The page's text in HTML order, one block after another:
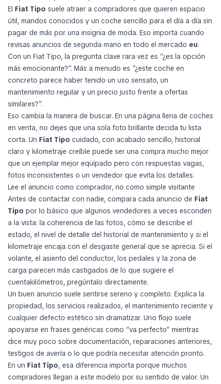
El Fiat Tipo suele atraer a compradores que quieren espacio
útil, mandos conocidos y un coche sencillo para el día a día sin
pagar de más por una insignia de moda. Eso importa cuando
revisas anuncios de segunda mano en todo el mercado eu.
Con un Fiat Tipo, la pregunta clave rara vez es “¿es la opción
más emocionante?”. Más a menudo es “¿este coche en
concreto parece haber tenido un uso sensato, un
mantenimiento regular y un precio justo frente a ofertas
similares?”.
Eso cambia la manera de buscar. En una página llena de coches
en venta, no dejes que una sola foto brillante decida tu lista
corta. Un Fiat Tipo cuidado, con acabado sencillo, historial
claro y kilometraje creíble puede ser una compra mucho mejor
que un ejemplar mejor equipado pero con respuestas vagas,
fotos inconsistentes o un vendedor que evita los detalles.
Lee el anuncio como comprador, no como simple visitante
Antes de contactar con nadie, compara cada anuncio de Fiat
Tipo por lo básico que algunos vendedores a veces esconden
a la vista: la coherencia de las fotos, cómo se describe el
estado, el nivel de detalle del historial de mantenimiento y si el
kilometraje encaja con el desgaste general que se aprecia. Si el
volante, el asiento del conductor, los pedales y la zona de
carga parecen más castigados de lo que sugiere el
cuentakilómetros, pregúntalo directamente.
Un buen anuncio suele sentirse sereno y completo. Explica la
propiedad, los servicios realizados, el mantenimiento reciente y
cualquier defecto estético sin dramatizar. Uno flojo suele
apoyarse en frases genéricas como “va perfecto” mientras
dice muy poco sobre documentación, reparaciones anteriores,
testigos de avería o lo que podría necesitar atención pronto.
En un Fiat Tipo, esa diferencia importa porque muchos
compradores llegan a este modelo por su sentido de valor. Un